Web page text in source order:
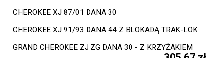
CHEROKEE XJ 87/01 DANA 30
CHEROKEE XJ 91/93 DANA 44 Z BLOKADĄ TRAK-LOK
GRAND CHEROKEE ZJ ZG DANA 30 - Z KRZYŻAKIEM